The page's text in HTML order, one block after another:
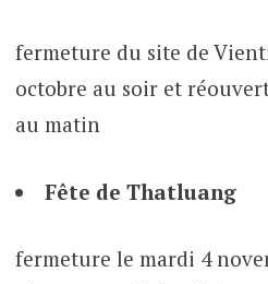
fermeture du site de
octobre au soir et
au matin
Fête de Thatluang
fermeture le mardi 4